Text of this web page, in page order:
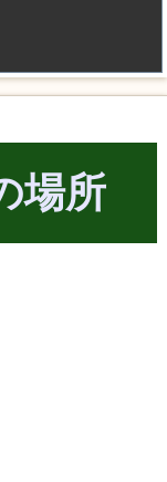
場所